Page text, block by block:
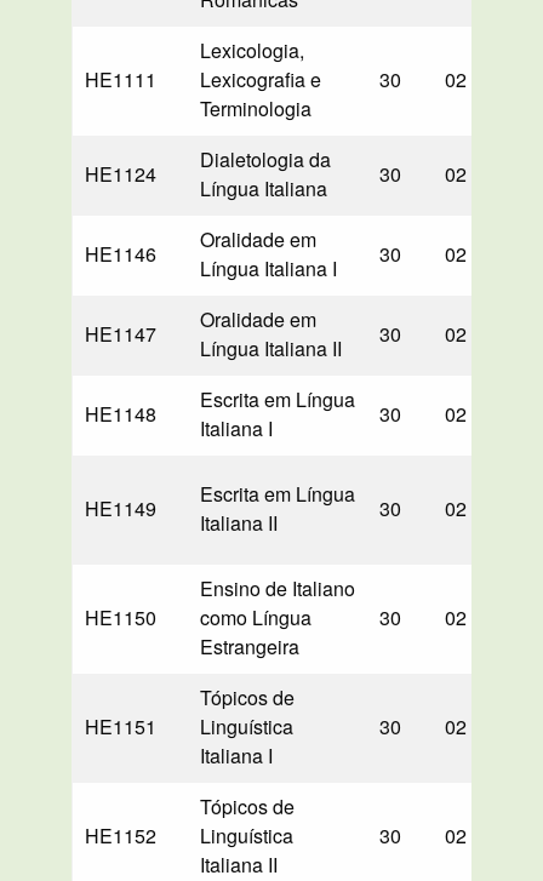
HE1111
Lexicologia,
Lexicografia e
Terminologia
30 02
HE1124
Dialetologia da
Língua Italiana
30 02
HE1146
Oralidade em
Língua Italiana I
30 02
HE1147
Oralidade em
Língua Italiana II
30 02
HE1148
Escrita em Língua
Italiana I
30 02
HE1149
Escrita em Língua
Italiana II
30 02
HE1150
Ensino de Italiano
como Língua
Estrangeira
30 02
HE1151
Tópicos de
Linguística
Italiana I
30 02
HE1152
Tópicos de
Linguística
Italiana II
30 02